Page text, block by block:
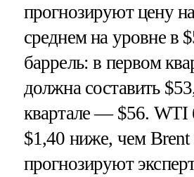
прогнозируют цену
среднем на уровне в
баррель: в первом
должна составить
квартале — $56. WTI
$1,40 ниже, чем Brent
прогнозируют